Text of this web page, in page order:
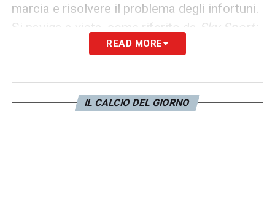
marcia e risolvere il problema degli infortuni.
Si naviga a vista, come riferito da
Sky Sport:
il tecnico rossonero non può più sbagliare a
scia di Inter eJuve.
READ MORE
IL CALCIO DEL GIORNO